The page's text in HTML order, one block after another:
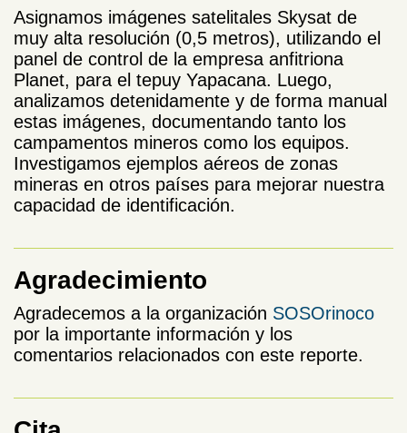
Asignamos imágenes satelitales Skysat de
muy alta resolución (0,5 metros), utilizando el
panel de control de la empresa anfitriona
Planet, para el tepuy Yapacana. Luego,
analizamos detenidamente y de forma manual
estas imágenes, documentando tanto los
campamentos mineros como los equipos.
Investigamos ejemplos aéreos de zonas
mineras en otros países para mejorar nuestra
capacidad de identificación.
Agradecimiento
Agradecemos a la organización SOSOrinoco
por la importante información y los
comentarios relacionados con este reporte.